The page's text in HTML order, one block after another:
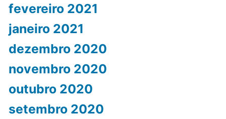
fevereiro 2021
janeiro 2021
dezembro 2020
novembro 2020
outubro 2020
setembro 2020